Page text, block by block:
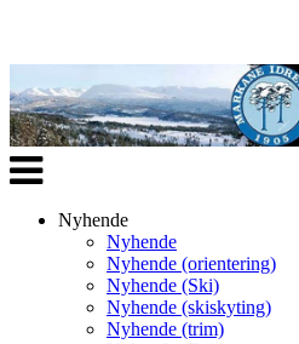
Veksle
navigasjon
Nyhende
Nyhende
Nyhende (orientering)
Nyhende (Ski)
Nyhende (skiskyting)
Nyhende (trim)